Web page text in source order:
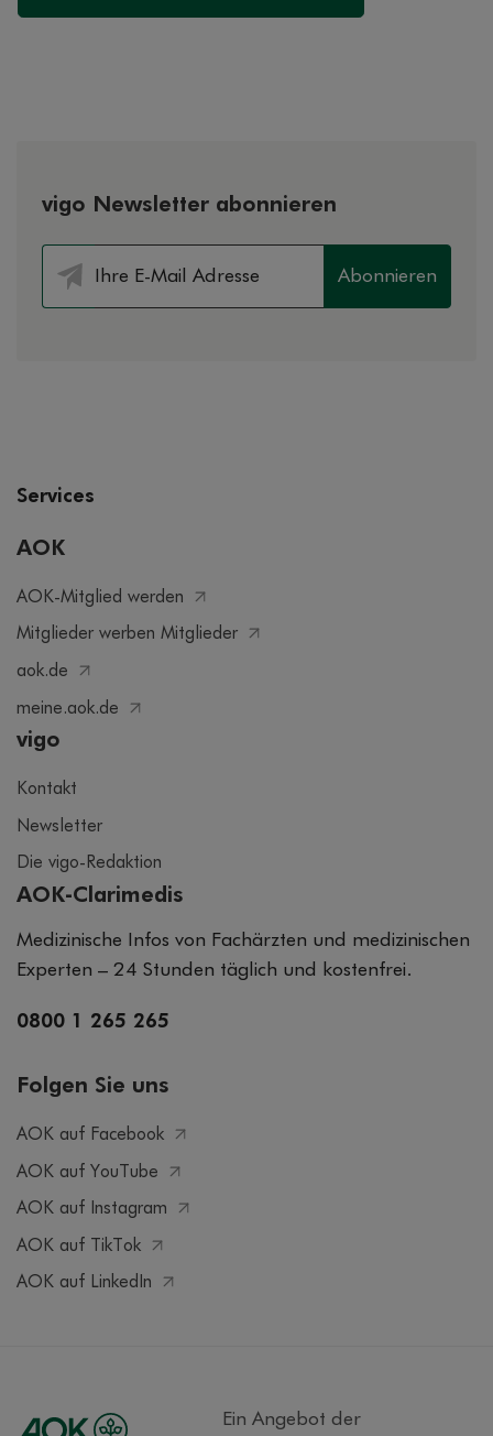
vigo Newsletter abonnieren
Abonnieren
Services
AOK
AOK-Mitglied werden
Mitglieder werben Mitglieder
aok.de
meine.aok.de
vigo
Kontakt
Newsletter
Die vigo-Redaktion
AOK-Clarimedis
Medizinische Infos von Fachärzten und medizinischen
Experten – 24 Stunden täglich und kostenfrei.
0800 1 265 265
Folgen Sie uns
AOK auf Facebook
AOK auf YouTube
AOK auf Instagram
AOK auf TikTok
AOK auf LinkedIn
Ein Angebot der